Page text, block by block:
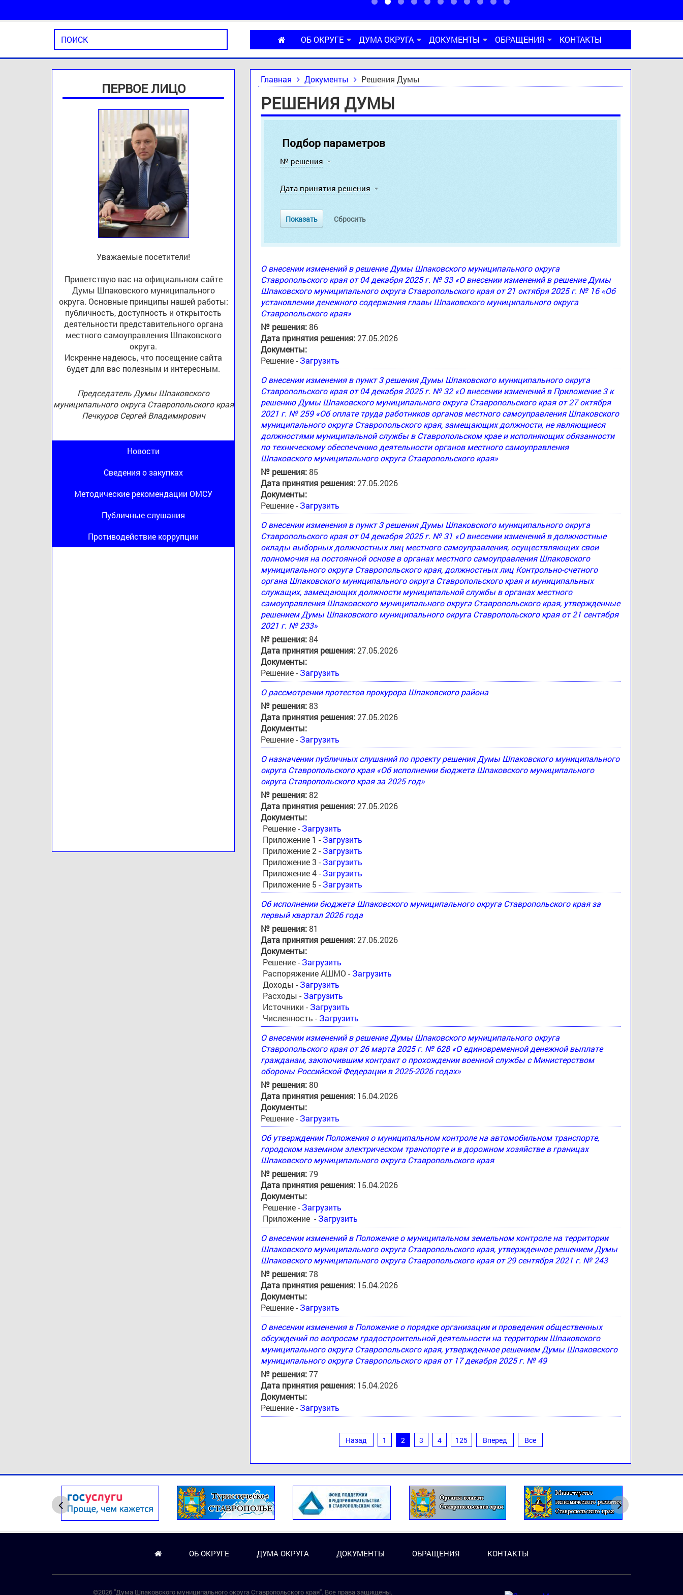
ОБ ОКРУГЕ ДУМА ОКРУГА ДОКУМЕНТЫ ОБРАЩЕНИЯ КОНТАКТЫ
ПЕРВОЕ ЛИЦО
Уважаемые посетители!
Приветствую вас на официальном сайте
Думы Шпаковского муниципального
округа. Основные принципы нашей работы:
публичность, доступность и открытость
деятельности представительного органа
местного самоуправления Шпаковского
округа.
Искренне надеюсь, что посещение сайта
будет для вас полезным и интересным.
Председатель Думы Шпаковского
муниципального округа Ставропольского края
Печкуров Сергей Владимирович
Новости
Сведения о закупках
Методические рекомендации ОМСУ
Публичные слушания
Противодействие коррупции
Главная Документы Решения Думы
РЕШЕНИЯ ДУМЫ
Подбор параметров
№ решения
Дата принятия решения
О внесении изменений в решение Думы Шпаковского муниципального округа
Ставропольского края от 04 декабря 2025 г. № 33 «О внесении изменений в решение Думы
Шпаковского муниципального округа Ставропольского края от 21 октября 2025 г. № 16 «Об
установлении денежного содержания главы Шпаковского муниципального округа
Ставропольского края»
№ решения:86
Дата принятия решения:27.05.2026
Документы:
Решение - Загрузить
О внесении изменения в пункт 3 решения Думы Шпаковского муниципального округа
Ставропольского края от 04 декабря 2025 г. № 32 «О внесении изменений в Приложение 3 к
решению Думы Шпаковского муниципального округа Ставропольского края от 27 октября
2021 г. № 259 «Об оплате труда работников органов местного самоуправления Шпаковского
муниципального округа Ставропольского края, замещающих должности, не являющиеся
должностями муниципальной службы в Ставропольском крае и исполняющих обязанности
по техническому обеспечению деятельности органов местного самоуправления
Шпаковского муниципального округа Ставропольского края»
№ решения:85
Дата принятия решения:27.05.2026
Документы:
Решение - Загрузить
О внесении изменения в пункт 3 решения Думы Шпаковского муниципального округа
Ставропольского края от 04 декабря 2025 г. № 31 «О внесении изменений в должностные
оклады выборных должностных лиц местного самоуправления, осуществляющих свои
полномочия на постоянной основе в органах местного самоуправления Шпаковского
муниципального округа Ставропольского края, должностных лиц Контрольно-счетного
органа Шпаковского муниципального округа Ставропольского края и муниципальных
служащих, замещающих должности муниципальной службы в органах местного
самоуправления Шпаковского муниципального округа Ставропольского края, утвержденные
решением Думы Шпаковского муниципального округа Ставропольского края от 21 сентября
2021 г. № 233»
№ решения:84
Дата принятия решения:27.05.2026
Документы:
Решение - Загрузить
О рассмотрении протестов прокурора Шпаковского района
№ решения:83
Дата принятия решения:27.05.2026
Документы:
Решение - Загрузить
О назначении публичных слушаний по проекту решения Думы Шпаковского муниципального
округа Ставропольского края «Об исполнении бюджета Шпаковского муниципального
округа Ставропольского края за 2025 год»
№ решения:82
Дата принятия решения:27.05.2026
Документы:
Решение - Загрузить
Приложение 1 - Загрузить
Приложение 2 - Загрузить
Приложение 3 - Загрузить
Приложение 4 - Загрузить
Приложение 5 - Загрузить
Об исполнении бюджета Шпаковского муниципального округа Ставропольского края за
первый квартал 2026 года
№ решения:81
Дата принятия решения:27.05.2026
Документы:
Решение - Загрузить
Распоряжение АШМО - Загрузить
Доходы - Загрузить
Расходы - Загрузить
Источники - Загрузить
Численность - Загрузить
О внесении изменений в решение Думы Шпаковского муниципального округа
Ставропольского края от 26 марта 2025 г. № 628 «О единовременной денежной выплате
гражданам, заключившим контракт о прохождении военной службы с Министерством
обороны Российской Федерации в 2025-2026 годах»
№ решения:80
Дата принятия решения: 15.04.2026
Документы:
Решение - Загрузить
Об утверждении Положения о муниципальном контроле на автомобильном транспорте,
городском наземном электрическом транспорте и в дорожном хозяйстве в границах
Шпаковского муниципального округа Ставропольского края
№ решения:79
Дата принятия решения: 15.04.2026
Документы:
Решение - Загрузить
Приложение - Загрузить
О внесении изменений в Положение о муниципальном земельном контроле на территории
Шпаковского муниципального округа Ставропольского края, утвержденное решением Думы
Шпаковского муниципального округа Ставропольского края от 29 сентября 2021 г. № 243
№ решения:78
Дата принятия решения: 15.04.2026
Документы:
Решение - Загрузить
О внесении изменения в Положение о порядке организации и проведения общественных
обсуждений по вопросам градостроительной деятельности на территории Шпаковского
муниципального округа Ставропольского края, утвержденное решением Думы Шпаковского
муниципального округа Ставропольского края от 17 декабря 2025 г. № 49
№ решения:77
Дата принятия решения: 15.04.2026
Документы:
Решение - Загрузить
Назад 1 2 3 4 125 Вперед Все
ОБ ОКРУГЕ ДУМА ОКРУГА ДОКУМЕНТЫ ОБРАЩЕНИЯ КОНТАКТЫ
©2026 "Дума Шпаковского муниципального округа Ставропольского края". Все права защищены.